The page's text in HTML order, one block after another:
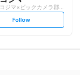
コジマ×ビックカメラ郡山店
s
t
Follow